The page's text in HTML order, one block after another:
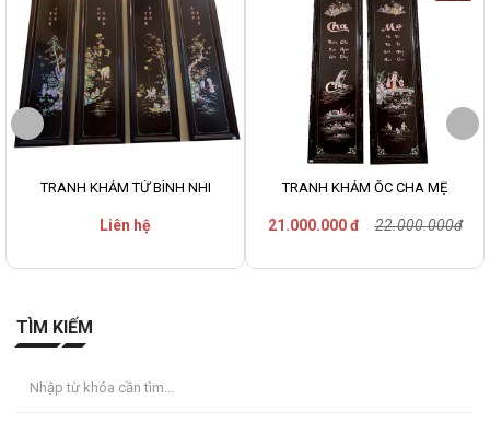
TRANH KHẢM TỨ BÌNH NHI
Liên hệ
TRANH KHẢM ỐC CHA MẸ
21.000.000 đ 22.000.000đ
TÌM KIẾM